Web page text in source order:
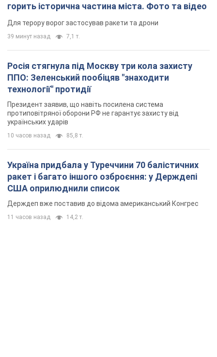
горить історична частина міста. Фото та відео
Для терору ворог застосував ракети та дрони
39 минут назад 7,1 т.
Росія стягнула під Москву три кола захисту
ППО: Зеленський пообіцяв "знаходити
технології" протидії
Президент заявив, що навіть посилена система
протиповітряної оборони РФ не гарантує захисту від
українських ударів
10 часов назад 85,8 т.
Україна придбала у Туреччини 70 балістичних
ракет і багато іншого озброєння: у Держдепі
США оприлюднили список
Держдеп вже поставив до відома американський Конгрес
11 часов назад 14,2 т.